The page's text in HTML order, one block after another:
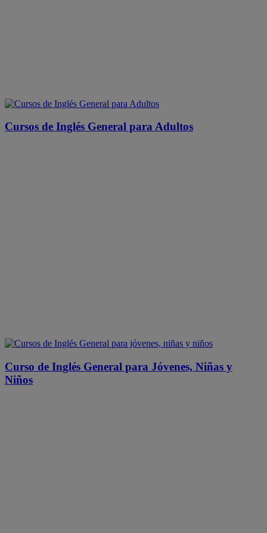
Cursos de Inglés General para Adultos
Curso de Inglés General para Jóvenes, Niñas y
Niños